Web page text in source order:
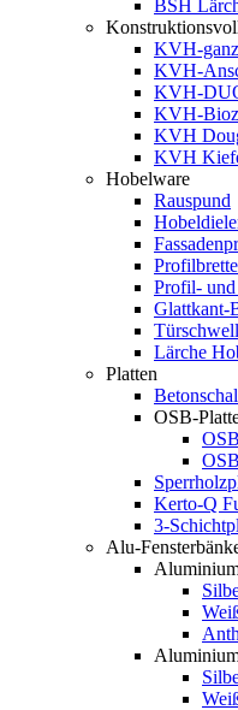
BSH
KVH-
KVH-
KVH-
KVH-
KVH
KVH
Hobelware
Rauspund
Profil- und
Glattkant-
Lärche
Platten
OSB-
Kerto-Q
3-
Alu-